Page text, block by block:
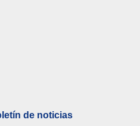
de noticias